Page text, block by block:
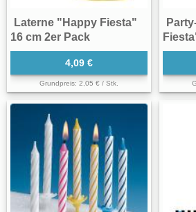
Laterne "Happy Fiesta"
16 cm 2er Pack
4,09 €
Grundpreis: 2,05 € / Stk.